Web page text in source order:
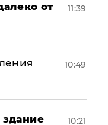
от
11:39
10:49
10:21